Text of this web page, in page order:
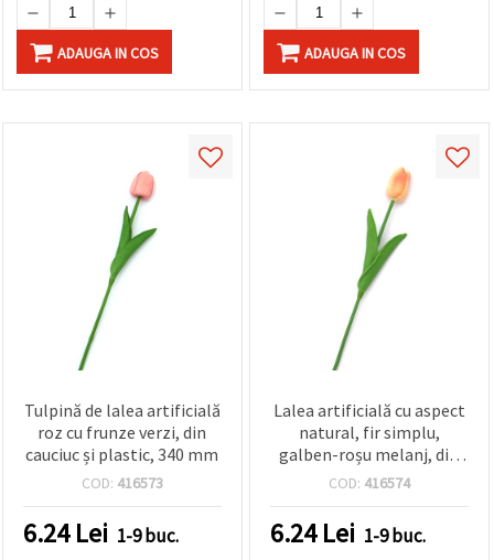
ADAUGA IN COS ADAUGA IN COS
Tulpină de lalea artificială
roz cu frunze verzi, din
cauciuc și plastic, 340 mm
COD: 416573
6.24Lei 1-9 buc.
Lalea artificială cu aspect
natural, fir simplu,
galben-roșu melanj, din
cauciuc și plastic, 340 mm
COD: 416574
6.24Lei 1-9 buc.